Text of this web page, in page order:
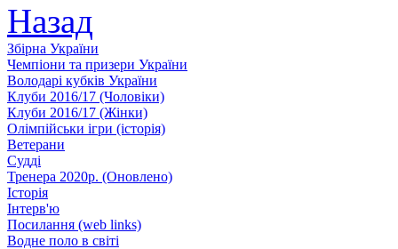
Назад
Збiрна України
Чемпіони та призери України
Володарі кубків України
Клуби 2016/17 (Чоловiки)
Клуби 2016/17 (Жiнки)
Олімпійськи ігри (історія)
Ветерани
Судді
Тренера 2020р. (Оновлено)
Історія
Iнтерв'ю
Посилання (web links)
Водне поло в світі